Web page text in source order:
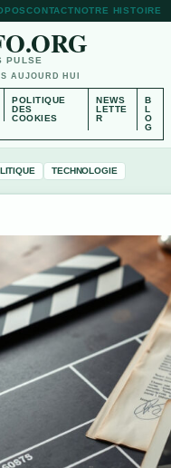
CONTACTNOTRE HISTOIRE
PULSE
AUJOURD HUI
POLITIQUE
DES
COOKIES
NEWS
LETTE
R
B
L
O
G
TECHNOLOGIE